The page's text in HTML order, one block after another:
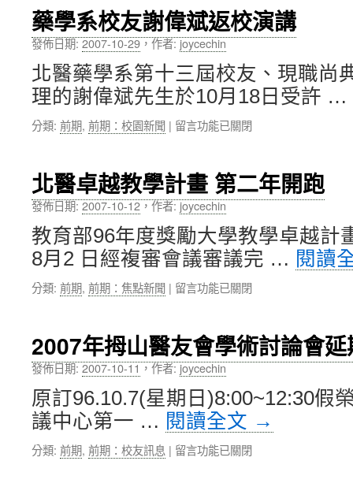
對
發
票
愛
心
送
北
醫〉
中
藥學系校友謝偉斌返校演講
發佈日期:2007-10-29，作者: joycechin
北醫藥學系第十三屆校友、現職尚
理的謝偉斌先生於10月18日受許 …
分類: 前期, 前期：校園新聞 | 在
系
校
友
謝
偉
斌
返
校
演
留言功能已關閉
北醫卓越教學計畫 第二年開跑
發佈日期:2007-10-12，作者: joycechin
教育部96年度獎勵大學教學卓越計
8月2 日經複審會議審議完 … 閱讀
分類: 前期, 前期：焦點新聞 | 在
卓
越
教
學
計
畫
第
二
年
留言功能已關閉
2007年拇山醫友會學術討論會
發佈日期:2007-10-11，作者: joycechin
原訂96.10.7(星期日)8:00~12:30假
議中心第一 … 閱讀全文 →
分類: 前期, 前期：校友訊息 | 在
留言功能已關閉